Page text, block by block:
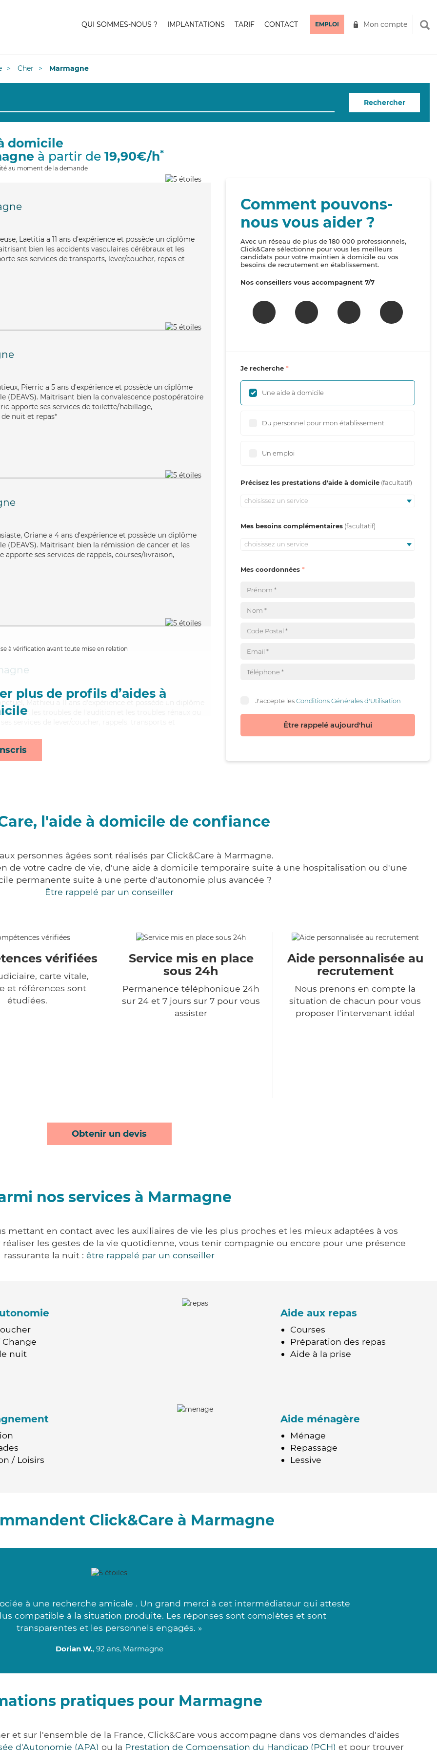
QUI SOMMES-NOUS ? IMPLANTATIONS TARIF CONTACT EMPLOI Mon compte
Cher Marmagne
Rechercher
domicile
à partir de 19,90€/h*
au moment de la demande
Laetitia a 11 ans d'expérience et possède un diplôme
bien les accidents vasculaires cérébraux et les
ses services de transports, lever/coucher, repas et
Pierric a 5 ans d'expérience et possède un diplôme
(DEAVS). Maitrisant bien la convalescence postopératoire
apporte ses services de toilette/habillage,
nuit et repas*
Oriane a 4 ans d'expérience et possède un diplôme
(DEAVS). Maitrisant bien la rémission de cancer et les
apporte ses services de rappels, courses/livraison,
à vérification avant toute mise en relation
plus de profils d’aides à
Mathieu a 11 ans d'expérience et possède un diplôme
bien les troubles de l'audition et les troubles rénaux ou
Comment pouvons-
nous vous aider ?
Avec un réseau de plus de 180 000 professionnels,
Click&Care sélectionne pour vous les meilleurs
candidats pour votre maintien à domicile ou vos
besoins de recrutement en établissement.
Nos conseillers vous accompagnent 7/7
Je recherche
Une aide à domicile
Du personnel pour mon établissement
Un emploi
Précisez les prestations d'aide à domicile
choisissez un service
Mes besoins complémentaires
choisissez un service
Mes coordonnées
J'accepte lesConditions Générales d'Utilisation
Être rappelé aujourd'hui
l'aide à domicile de confiance
personnes âgées sont réalisés par Click&Care à Marmagne.
de votre cadre de vie, d'une aide à domicile temporaire suite à une hospitalisation ou d'une
permanente suite à une perte d'autonomie plus avancée ?
Être rappelé par un conseiller
vérifiées
carte vitale,
et références sont
étudiées.
Service mis en place
sous 24h
Permanence téléphonique 24h
sur 24 et 7 jours sur 7 pour vous
assister
Aide personnalisée au
recrutement
Nous prenons en compte la
situation de chacun pour vous
proposer l'intervenant idéal
Obtenir un devis
nos services à Marmagne
mettant en contact avec les auxiliaires de vie les plus proches et les mieux adaptées à vos
les gestes de la vie quotidienne, vous tenir compagnie ou encore pour une présence
rassurante la nuit : être rappelé par un conseiller
nuit
Aide aux repas
Courses
Préparation des repas
Aide à la prise
/ Loisirs
Aide ménagère
Ménage
Repassage
Lessive
Click&Care à Marmagne
à une recherche amicale . Un grand merci à cet intermédiateur qui atteste
compatible à la situation produite. Les réponses sont complètes et sont
transparentes et les personnels engagés. »
Dorian W., 92 ans, Marmagne
pratiques pour Marmagne
et sur l'ensemble de la France, Click&Care vous accompagne dans vos demandes d'aides
d'Autonomie (APA) ou la Prestation de Compensation du Handicap (PCH) et pour trouver